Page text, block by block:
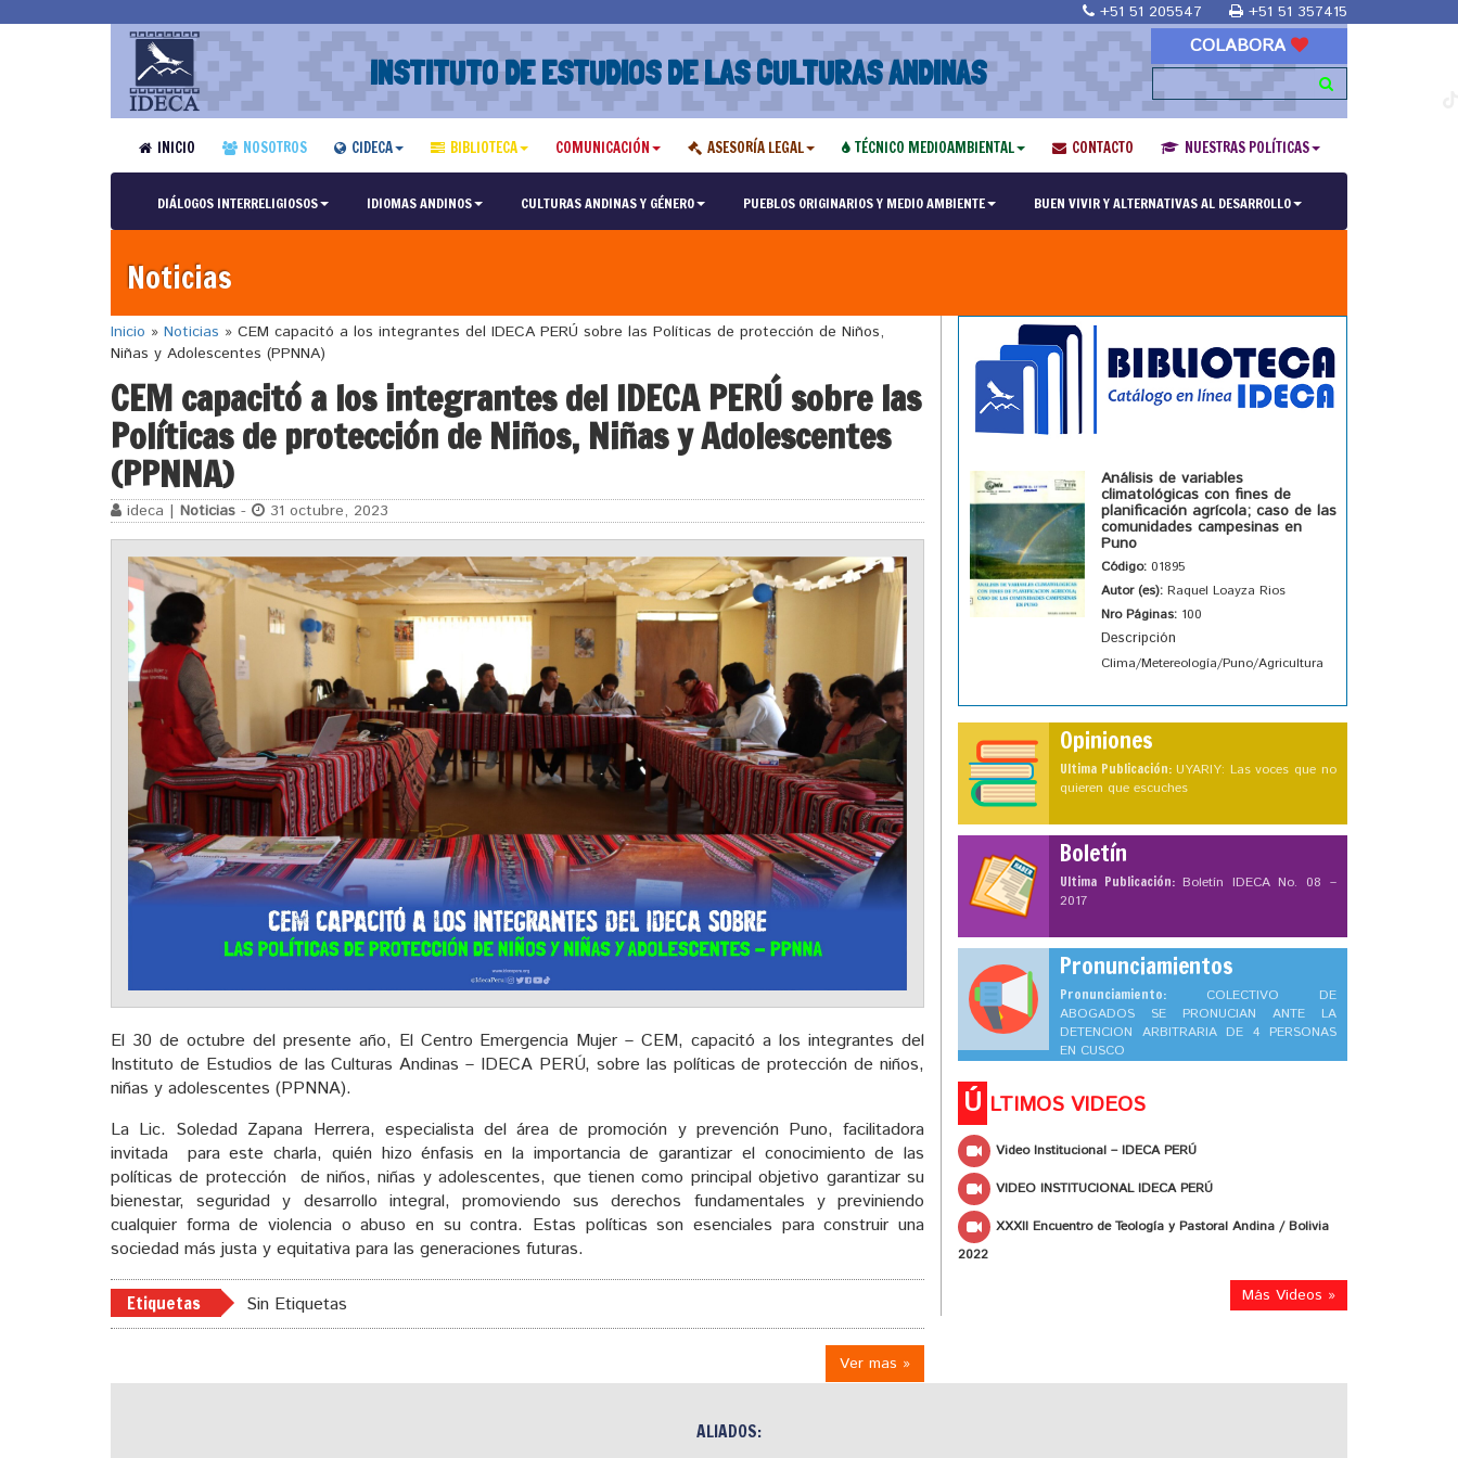
+51 51 205547 +51 51 357415
INSTITUTO DE ESTUDIOS DE LAS CULTURAS ANDINAS
COLABORA
INICIO NOSOTROS CIDECA BIBLIOTECA COMUNICACIÓN ASESORÍA LEGAL TÉCNICO MEDIOAMBIENTAL CONTACTO NUESTRAS POLÍTICAS
DIÁLOGOS INTERRELIGIOSOS IDIOMAS ANDINOS CULTURAS ANDINAS Y GÉNERO PUEBLOS ORIGINARIOS Y MEDIO AMBIENTE BUEN VIVIR Y ALTERNATIVAS AL DESARROLLO
Noticias
Inicio » Noticias » CEM capacitó a los integrantes del IDECA PERÚ sobre las Políticas de protección de Niños,
Niñas y Adolescentes (PPNNA)
CEM capacitó a los integrantes del IDECA PERÚ sobre las
Políticas de protección de Niños, Niñas y Adolescentes
(PPNNA)
ideca | Noticias - 31 octubre, 2023
El 30 de octubre del presente año, El Centro Emergencia Mujer – CEM, capacitó a los integrantes del
Instituto de Estudios de las Culturas Andinas – IDECA PERÚ, sobre las políticas de protección de niños,
niñas y adolescentes (PPNNA).
La Lic. Soledad Zapana Herrera, especialista del área de promoción y prevención Puno, facilitadora
invitada para este charla, quién hizo énfasis en la importancia de garantizar el conocimiento de las
políticas de protección de niños, niñas y adolescentes, que tienen como principal objetivo garantizar su
bienestar, seguridad y desarrollo integral, promoviendo sus derechos fundamentales y previniendo
cualquier forma de violencia o abuso en su contra. Estas políticas son esenciales para construir una
sociedad más justa y equitativa para las generaciones futuras.
Etiquetas Sin Etiquetas
Ver mas »
Análisis de variables
climatológicas con fines de
planificación agrícola; caso de las
comunidades campesinas en
Puno
Código: 01895
Autor (es): Raquel Loayza Rios
Nro Páginas: 100
Descripción
Clima/Metereología/Puno/Agricultura
Opiniones
Ultima Publicación: UYARIY: Las voces que no
quieren que escuches
Boletín
Ultima Publicación: Boletín IDECA No. 08 –
2017
Pronunciamientos
Pronunciamiento: COLECTIVO DE
ABOGADOS SE PRONUCIAN ANTE LA
DETENCION ARBITRARIA DE 4 PERSONAS
EN CUSCO
Ú LTIMOS VIDEOS
Video Institucional – IDECA PERÚ
VIDEO INSTITUCIONAL IDECA PERÚ
XXXII Encuentro de Teología y Pastoral Andina / Bolivia
2022
Más Videos »
ALIADOS: